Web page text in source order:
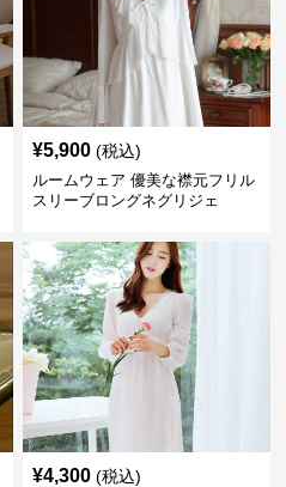
¥5,900 (税込)
ルームウェア 優美な襟元フリル
スリーブロングネグリジェ
¥4,300 (税込)